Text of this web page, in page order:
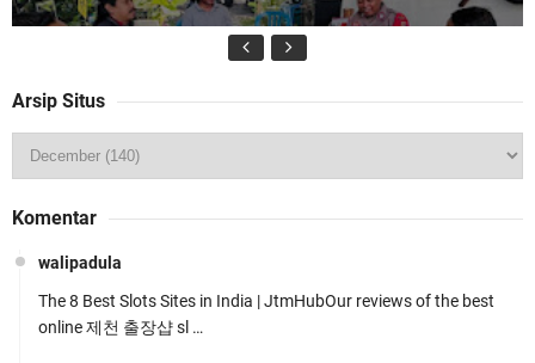
Gelar Apel Siaga Kamtibmas Serentak
Arsip Situs
Komentar
walipadula
The 8 Best Slots Sites in India | JtmHubOur reviews of the best
online 제천 출장샵 sl …